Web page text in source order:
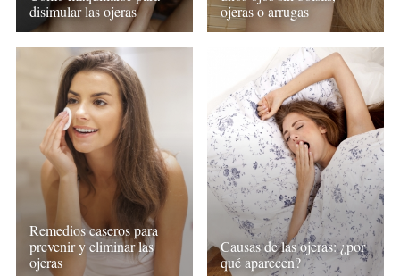
disimular las ojeras
ojeras o arrugas
Remedios caseros para
prevenir y eliminar las
ojeras
Causas de las ojeras: ¿por
qué aparecen?